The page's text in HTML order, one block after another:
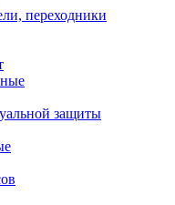
переходники
защиты